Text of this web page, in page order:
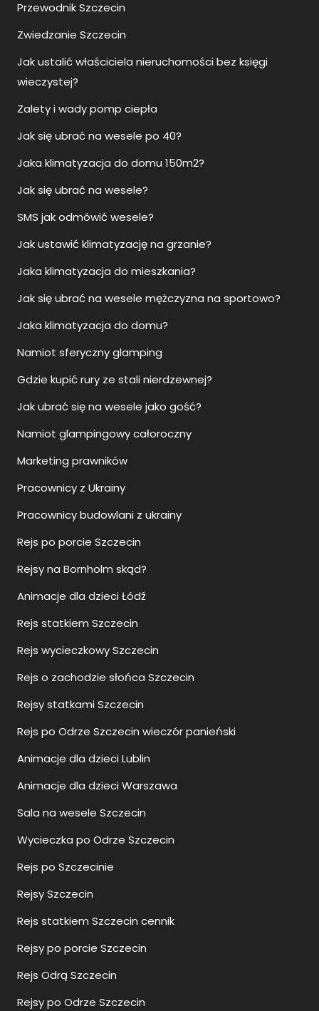
Przewodnik Szczecin
Zwiedzanie Szczecin
Jak ustalić właściciela nieruchomości bez księgi
wieczystej?
Zalety i wady pomp ciepła
Jak się ubrać na wesele po 40?
Jaka klimatyzacja do domu 150m2?
Jak się ubrać na wesele?
SMS jak odmówić wesele?
Jak ustawić klimatyzację na grzanie?
Jaka klimatyzacja do mieszkania?
Jak się ubrać na wesele mężczyzna na sportowo?
Jaka klimatyzacja do domu?
Namiot sferyczny glamping
Gdzie kupić rury ze stali nierdzewnej?
Jak ubrać się na wesele jako gość?
Namiot glampingowy całoroczny
Marketing prawników
Pracownicy z Ukrainy
Pracownicy budowlani z ukrainy
Rejs po porcie Szczecin
Rejsy na Bornholm skąd?
Animacje dla dzieci Łódź
Rejs statkiem Szczecin
Rejs wycieczkowy Szczecin
Rejs o zachodzie słońca Szczecin
Rejsy statkami Szczecin
Rejs po Odrze Szczecin wieczór panieński
Animacje dla dzieci Lublin
Animacje dla dzieci Warszawa
Sala na wesele Szczecin
Wycieczka po Odrze Szczecin
Rejs po Szczecinie
Rejsy Szczecin
Rejs statkiem Szczecin cennik
Rejsy po porcie Szczecin
Rejs Odrą Szczecin
Rejsy po Odrze Szczecin